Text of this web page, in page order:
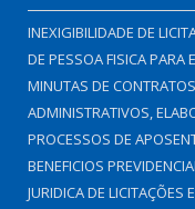
INEXIGIBILIDADE DE
DE PESSOA FISICA PARA
MINUTAS DE
ADMINISTRATIVOS,
PROCESSOS DE
BENEFICIOS
JURIDICA DE LICITAÇÕES